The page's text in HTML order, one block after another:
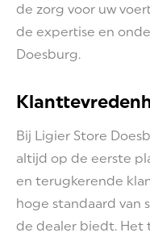
de zorg voor uw
de expertise en
Doesburg.
Bij Ligier Store
altijd op de eerste
en terugkerende
hoge standaard van
de dealer biedt. Het